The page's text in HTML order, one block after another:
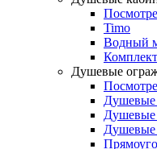
Timo
Водный
Душевые
Душевые
Душевые
Душевые